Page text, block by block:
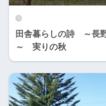
田舎暮らしの詩 ～長
～ 実りの秋